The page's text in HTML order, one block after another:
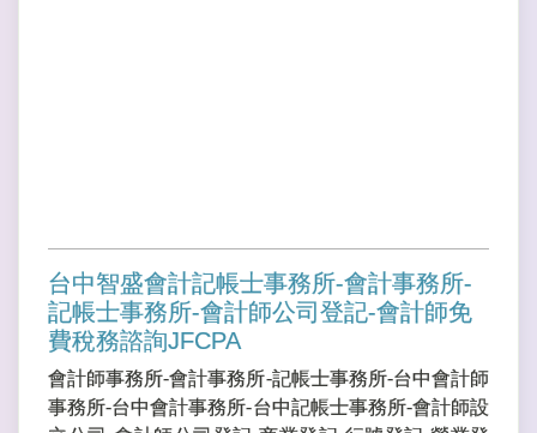
台中智盛會計記帳士事務所-會計事務所-
記帳士事務所-會計師公司登記-會計師免
費稅務諮詢JFCPA
會計師事務所-會計事務所-記帳士事務所-台中會計師
事務所-台中會計事務所-台中記帳士事務所-會計師設